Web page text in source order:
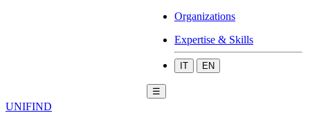
Organizations
Expertise & Skills
IT EN
☰
UNIFIND